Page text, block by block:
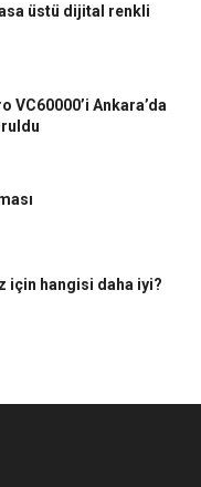
üstü dijital renkli
VC60000’i Ankara’da
için hangisi daha iyi?